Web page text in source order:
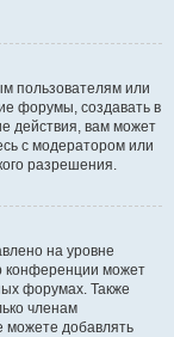
пользователям или
форумы, создавать в
действия, вам может
с модератором или
разрешения.
на уровне
конференции может
форумах. Также
членам
можете добавлять